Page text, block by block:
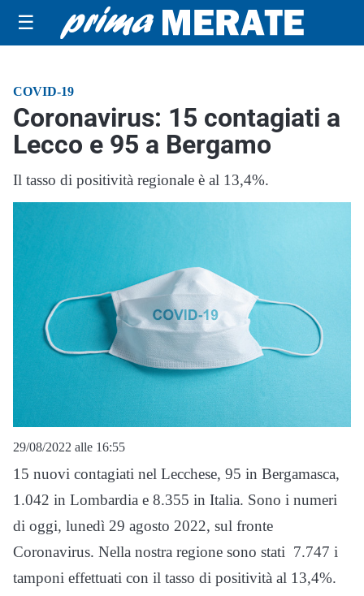
☰
COVID-19
Coronavirus: 15 contagiati a
Lecco e 95 a Bergamo
Il tasso di positività regionale è al 13,4%.
29/08/2022 alle 16:55
15 nuovi contagiati nel Lecchese, 95 in Bergamasca,
1.042 in Lombardia e 8.355 in Italia. Sono i numeri
di oggi, lunedì 29 agosto 2022, sul fronte
Coronavirus. Nella nostra regione sono stati 7.747 i
tamponi effettuati con il tasso di positività al 13,4%.